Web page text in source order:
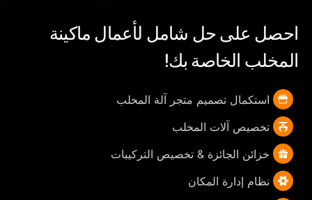
احصل على حل شامل لأعمال ماكينة
المخلب الخاصة بك!
استكمال تصميم متجر آلة المخلب
تخصيص آلات المخلب
خزائن الجائزة & تخصيص التركيبات
نظام إدارة المكان